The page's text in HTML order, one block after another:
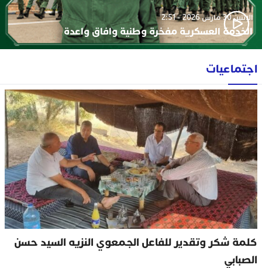
الإثنين 30 مارس 2026 - 2:51
الخدمة العسكرية مفخرة وطنية وافاق واعدة
اجتماعيات
كلمة شكر وتقدير للفاعل الجمعوي النزيه السيد حسن
الصبابي